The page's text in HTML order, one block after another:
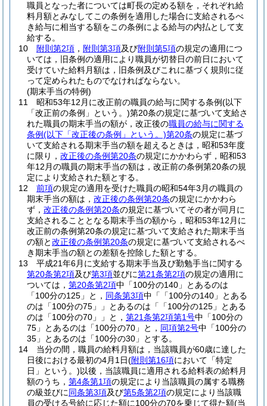
職員となった者については町長の定める額を，それぞれ給
料月額とみなしてこの条例を適用した場合に支給されるべ
き給与に相当する額をこの条例による給与の内払として支
給する。
10
附則第2項 ， 附則第3項及び附則第5項の規定の適用につ
いては，旧条例の適用により職員が切替日の前日において
受けていた給料月額は，旧条例及びこれに基づく規則に従
って定められたものでなければならない。
(期末手当の特例)
11
昭和53年12月に改正前の職員の給与に関する条例(以下
「改正前の条例」という。)第20条の規定に基づいて支給さ
れた職員の期末手当の額が，改正後の職員の給与に関する
条例(以下「改正後の条例」という。)第20条の規定に基づ
いて支給される期末手当の額を超えるときは，昭和53年度
に限り， 改正後の条例第20条の規定にかかわらず，昭和53
年12月の職員の期末手当の額は，改正前の条例第20条の規
定により支給された額とする。
12
前項の規定の適用を受けた職員の昭和54年3月の職員の
期末手当の額は， 改正後の条例第20条の規定にかかわら
ず， 改正後の条例第20条の規定に基づいてその者が同月に
支給されることとなる期末手当の額から，昭和53年12月に
改正前の条例第20条の規定に基づいて支給された期末手当
の額と改正後の条例第20条の規定に基づいて支給されるべ
き期末手当の額との差額を控除した額とする。
13
平成21年6月に支給する期末手当及び勤勉手当に関する
第20条第2項及び第3項並びに第21条第2項の規定の適用に
ついては， 第20条第2項中「100分の140」とあるのは
「100分の125」と， 同条第3項中「「100分の140」とある
のは「100分の75」」とあるのは「「100分の125」とある
のは「100分の70」」と， 第21条第2項第1号中「100分の
75」とあるのは「100分の70」と， 同項第2号中「100分の
35」とあるのは「100分の30」とする。
14
当分の間，職員の給料月額は，当該職員が60歳に達した
日後における最初の4月1日(附則第16項において「特定
日」という。)以後，当該職員に適用される給料表の給料月
額のうち， 第4条第1項の規定により当該職員の属する職務
の級並びに同条第3項及び第5条第2項の規定により当該職
員の受ける号給に応じた額に100分の70を乗じて得た額(当